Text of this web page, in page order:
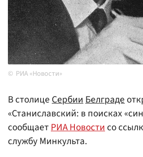
РИА «Новости»
В столицеСербииБелграде
«Станиславский: в поисках
сообщаетРИА Новостисо
службу Минкульта.